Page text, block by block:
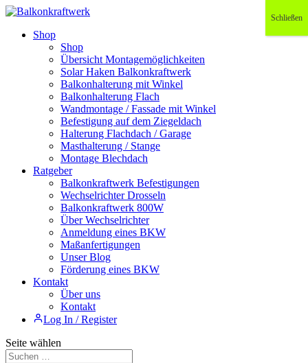
Shop
Shop
Übersicht Montagemöglichkeiten
Solar Haken Balkonkraftwerk
Balkonhalterung mit Winkel
Balkonhalterung Flach
Wandmontage / Fassade mit Winkel
Befestigung auf dem Ziegeldach
Halterung Flachdach / Garage
Masthalterung / Stange
Montage Blechdach
Ratgeber
Balkonkraftwerk Befestigungen
Wechselrichter Drosseln
Balkonkraftwerk 800W
Über Wechselrichter
Anmeldung eines BKW
Maßanfertigungen
Unser Blog
Förderung eines BKW
Kontakt
Über uns
Kontakt
Log In / Register
Seite wählen
Schließen